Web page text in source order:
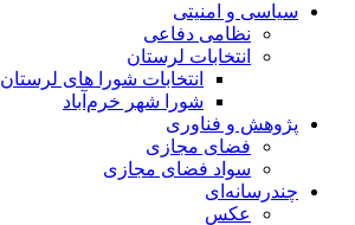
سیاسی و امنیتی
نظامی دفاعی
انتخابات لرستان
انتخابات شورا های لرستان
شورا شهر خرم‌آباد
پژوهش و فناوری
فضای مجازی
سواد فضای مجازی
چندرسانه‌ای
عكس